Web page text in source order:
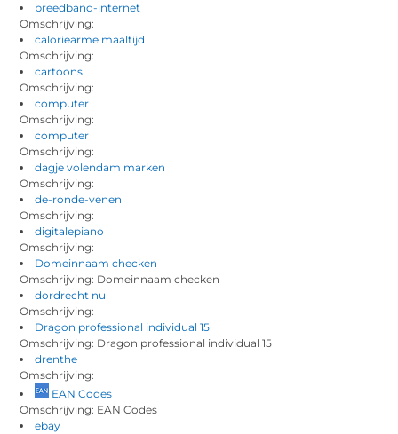
breedband-internet
Omschrijving:
caloriearme maaltijd
Omschrijving:
cartoons
Omschrijving:
computer
Omschrijving:
computer
Omschrijving:
dagje volendam marken
Omschrijving:
de-ronde-venen
Omschrijving:
digitalepiano
Omschrijving:
Domeinnaam checken
Omschrijving: Domeinnaam checken
dordrecht nu
Omschrijving:
Dragon professional individual 15
Omschrijving: Dragon professional individual 15
drenthe
Omschrijving:
EAN Codes
Omschrijving: EAN Codes
ebay